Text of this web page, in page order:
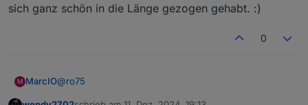
sich ganz schön in die Länge gezogen gehabt. :)
0
M MarcIO@ro75